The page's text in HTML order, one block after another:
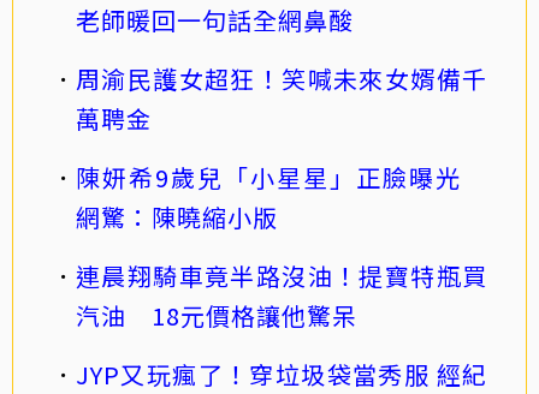
老師暖回一句話全網鼻酸
周渝民護女超狂！笑喊未來女婿備千
萬聘金
陳妍希9歲兒「小星星」正臉曝光
網驚：陳曉縮小版
連晨翔騎車竟半路沒油！提寶特瓶買
汽油 18元價格讓他驚呆
JYP又玩瘋了！穿垃圾袋當秀服 經紀